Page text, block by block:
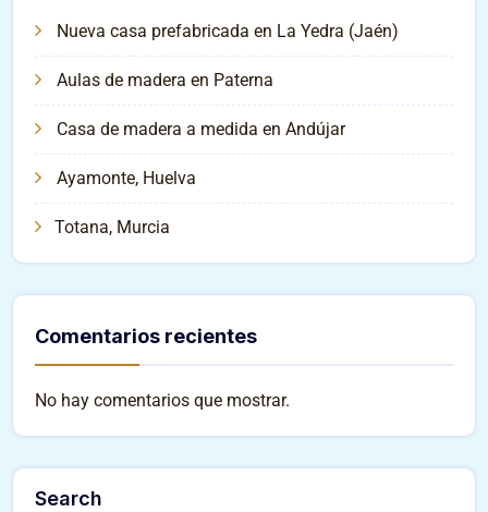
Nueva casa prefabricada en La Yedra (Jaén)
Aulas de madera en Paterna
Casa de madera a medida en Andújar
Ayamonte, Huelva
Totana, Murcia
Comentarios recientes
No hay comentarios que mostrar.
Search